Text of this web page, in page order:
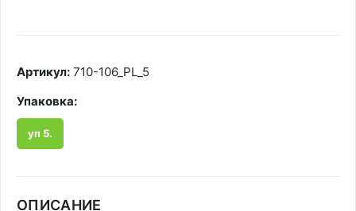
Артикул: 710-106_PL_5
Упаковка:
уп 5.
ОПИСАНИЕ